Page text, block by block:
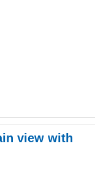
view with